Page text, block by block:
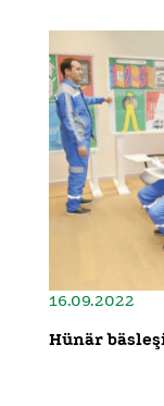
16.09.2022
Hünär